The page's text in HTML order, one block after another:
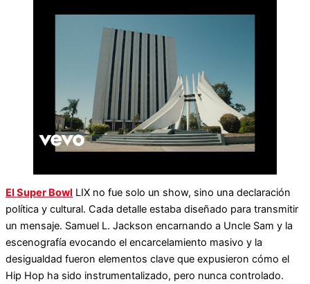
El Super Bowl LIX no fue solo un show, sino una declaración
política y cultural. Cada detalle estaba diseñado para transmitir
un mensaje. Samuel L. Jackson encarnando a Uncle Sam y la
escenografía evocando el encarcelamiento masivo y la
desigualdad fueron elementos clave que expusieron cómo el
Hip Hop ha sido instrumentalizado, pero nunca controlado.